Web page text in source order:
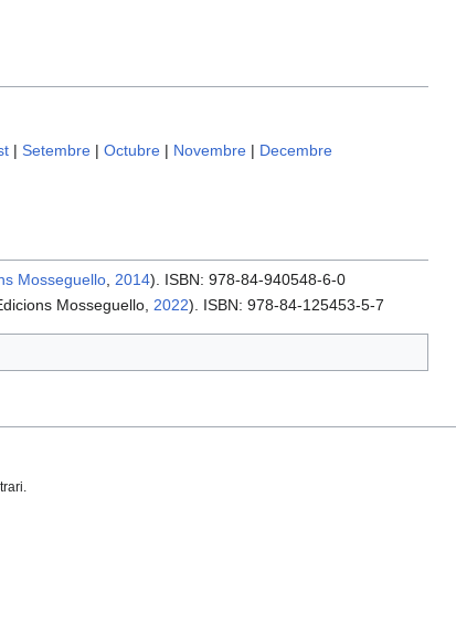
| Setembre | Octubre | Novembre | Decembre
Mosseguello 2014). ISBN: 978-84-940548-6-0
Mosseguello, 2022). ISBN: 978-84-125453-5-7